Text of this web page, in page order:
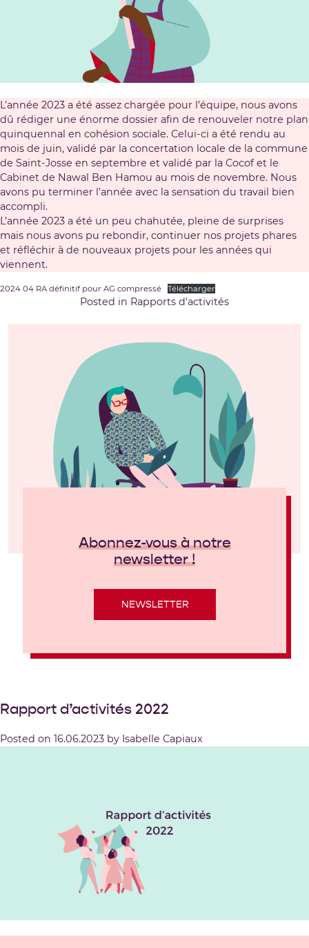
L’année 2023 a été assez chargée pour l’équipe, nous avons
dû rédiger une énorme dossier afin de renouveler notre plan
quinquennal en cohésion sociale. Celui-ci a été rendu au
mois de juin, validé par la concertation locale de la commune
de Saint-Josse en septembre et validé par la Cocof et le
Cabinet de Nawal Ben Hamou au mois de novembre. Nous
avons pu terminer l’année avec la sensation du travail bien
accompli.
L’année 2023 a été un peu chahutée, pleine de surprises
mais nous avons pu rebondir, continuer nos projets phares
et réfléchir à de nouveaux projets pour les années qui
viennent.
2024 04 RA définitif pour AG compressé Télécharger
Posted in Rapports d'activités
Abonnez-vous à notre
newsletter !
NEWSLETTER
Rapport d’activités 2022
Posted on 16.06.2023 by Isabelle Capiaux